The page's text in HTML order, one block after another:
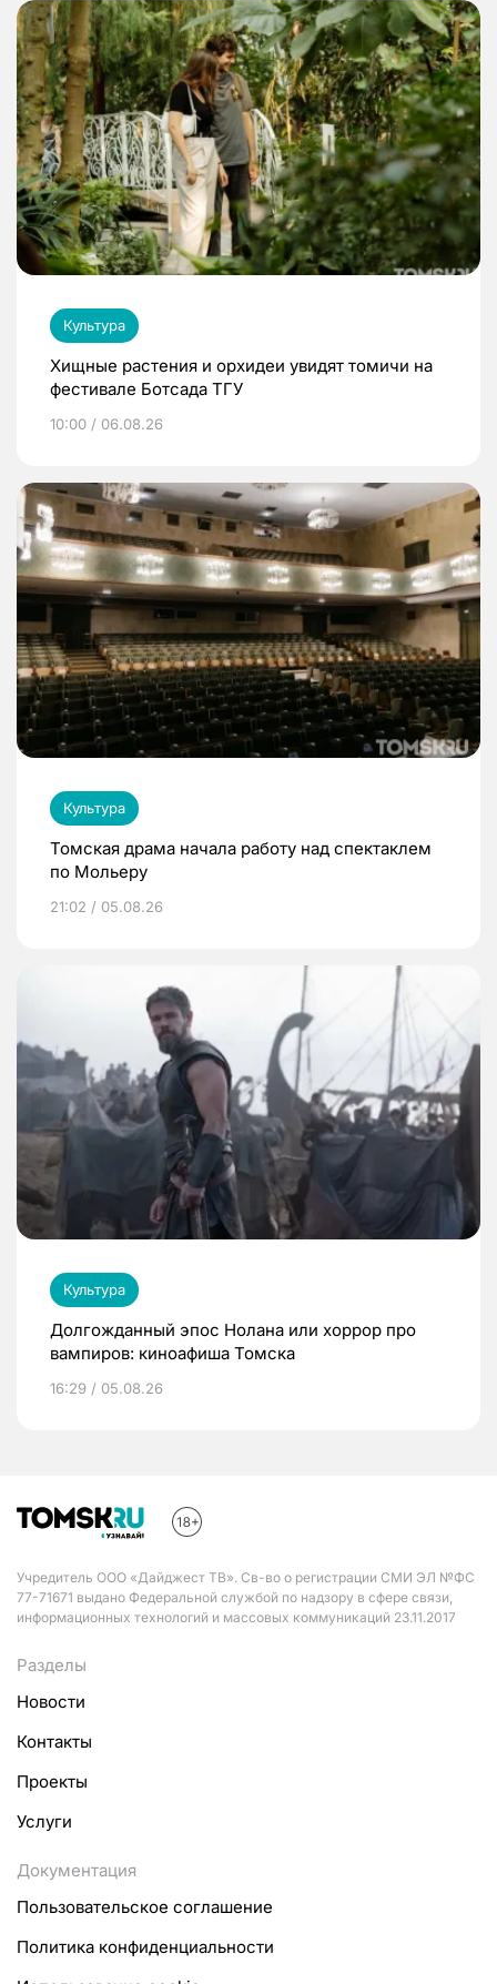
Культура
Хищные растения и орхидеи увидят томичи на
фестивале Ботсада ТГУ
10:00 / 06.08.26
Культура
Томская драма начала работу над спектаклем
по Мольеру
21:02 / 05.08.26
Культура
Долгожданный эпос Нолана или хоррор про
вампиров: киноафиша Томска
16:29 / 05.08.26
Учредитель ООО «Дайджест ТВ». Св-во о регистрации СМИ ЭЛ №ФС
77-71671 выдано Федеральной службой по надзору в сфере связи,
информационных технологий и массовых коммуникаций 23.11.2017
Разделы
Новости
Контакты
Проекты
Услуги
Документация
Пользовательское соглашение
Политика конфиденциальности